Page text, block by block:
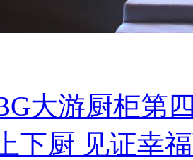
：BG大游厨柜
下厨 见证幸福